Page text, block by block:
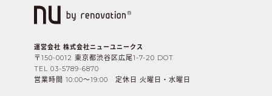
運営会社 株式会社ニューユニークス
〒150-0012 東京都渋谷区広尾1-7-20 DOT
TEL 03-5789-6870
営業時間 10:00〜19:00 定休日 火曜日・水曜日